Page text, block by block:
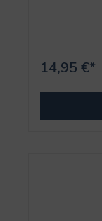
14,95 €*